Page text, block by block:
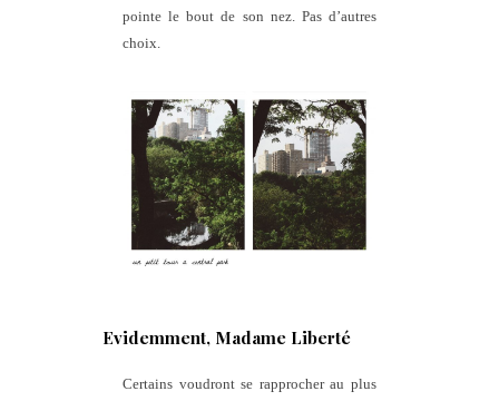
pointe le bout de son nez. Pas d’autres
choix.
Evidemment, Madame Liberté
Certains voudront se rapprocher au plus